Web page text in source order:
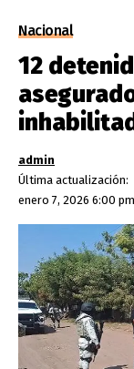
Nacional
12
Última actualización:
enero 7, 2026 6:00 pm
admin